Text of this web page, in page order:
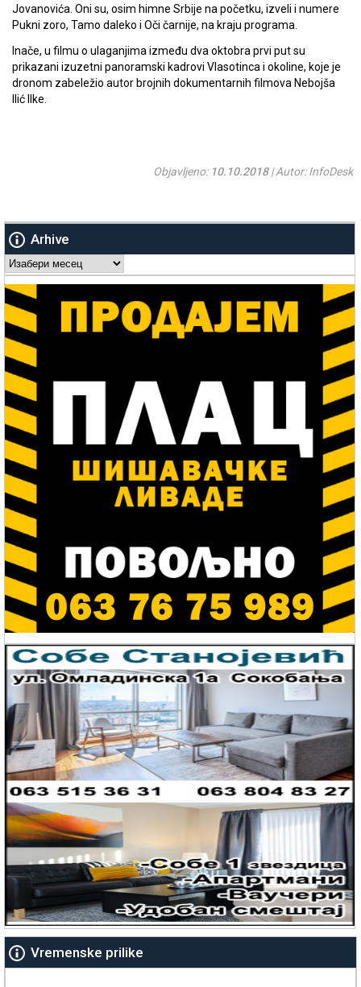
Jovanovića. Oni su, osim himne Srbije na početku, izveli i numere
Pukni zoro, Tamo daleko i Oči čarnije, na kraju programa.
Inače, u filmu o ulaganjima između dva oktobra prvi put su
prikazani izuzetni panoramski kadrovi Vlasotinca i okoline, koje je
dronom zabeležio autor brojnih dokumentarnih filmova Nebojša
Ilić Ilke.
Objavljeno: 10.10.2018| Autor: InfoDesk
Arhive
Arhive
Vremenske prilike